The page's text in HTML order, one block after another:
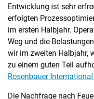
Entwicklung ist sehr
erfolgten
im ersten Halbjahr.
Weg und die
wir im zweiten Halbjahr,
zu einem guten Teil
Rosenbauer International
Die Nachfrage nach